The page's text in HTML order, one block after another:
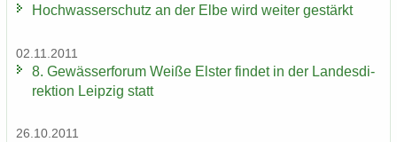
Hoch­was­ser­schutz an der Elbe wird wei­ter ge­stärkt
02.11.2011
8. Ge­wäs­ser­fo­rum Weiße Els­ter fin­det in der Lan­des­di­
rek­ti­on Leip­zig statt
26.10.2011